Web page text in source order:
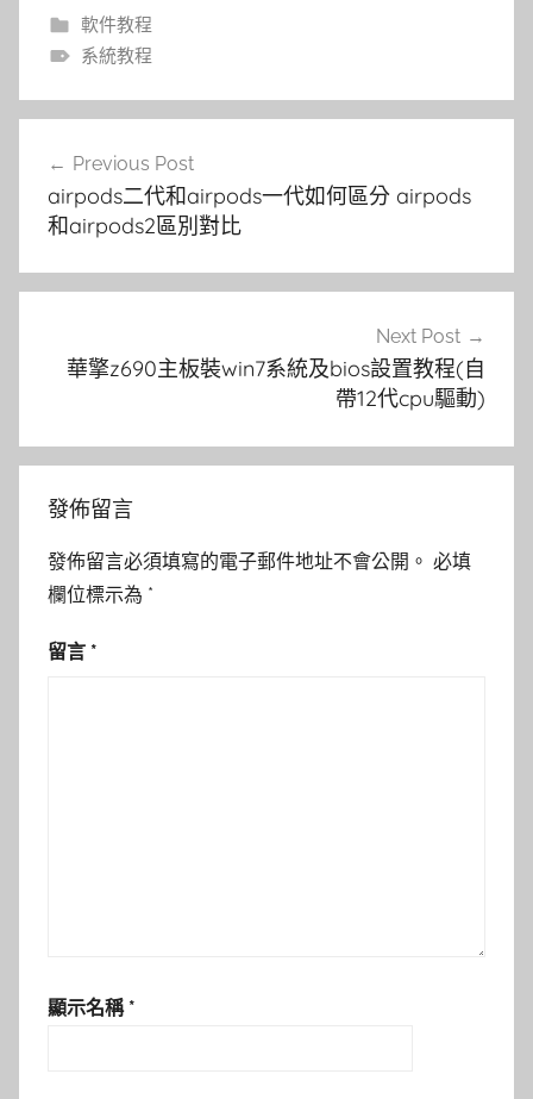
軟件教程
系統教程
導
覽
Previous Post
airpods二代和airpods一代如何區分 airpods
和airpods2區別對比
Next Post
華擎z690主板裝win7系統及bios設置教程(自
帶12代cpu驅動)
發佈留言
發佈留言必須填寫的電子郵件地址不會公開。 必填
欄位標示為 *
留言 *
顯示名稱 *